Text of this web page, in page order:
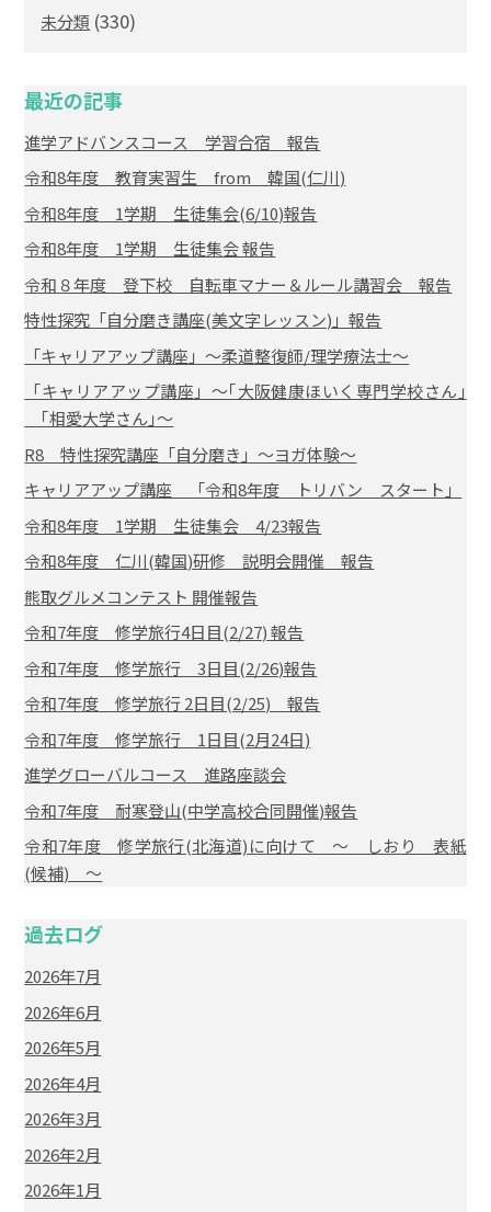
未分類 (330)
最近の記事
進学アドバンスコース 学習合宿 報告
令和8年度 教育実習生 from 韓国(仁川)
令和8年度 1学期 生徒集会(6/10)報告
令和8年度 1学期 生徒集会 報告
令和８年度 登下校 自転車マナー＆ルール講習会 報告
特性探究「自分磨き講座(美文字レッスン)」報告
「キャリアアップ講座」～柔道整復師/理学療法士～
「キャリアアップ講座」～｢大阪健康ほいく専門学校さん｣
｢相愛大学さん｣～
R8 特性探究講座「自分磨き」～ヨガ体験～
キャリアアップ講座 「令和8年度 トリバン スタート」
令和8年度 1学期 生徒集会 4/23報告
令和8年度 仁川(韓国)研修 説明会開催 報告
熊取グルメコンテスト 開催報告
令和7年度 修学旅行4日目(2/27) 報告
令和7年度 修学旅行 3日目(2/26)報告
令和7年度 修学旅行 2日目(2/25) 報告
令和7年度 修学旅行 1日目(2月24日)
進学グローバルコース 進路座談会
令和7年度 耐寒登山(中学高校合同開催)報告
令和7年度 修学旅行(北海道)に向けて ～ しおり 表紙
(候補) ～
過去ログ
2026年7月
2026年6月
2026年5月
2026年4月
2026年3月
2026年2月
2026年1月